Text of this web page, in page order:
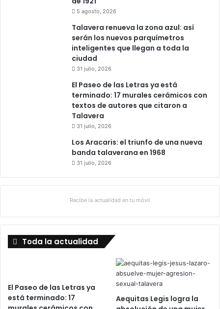
5 agosto, 2026
Talavera renueva la zona azul: así
serán los nuevos parquímetros
inteligentes que llegan a toda la
ciudad
31 julio, 2026
El Paseo de las Letras ya está
terminado: 17 murales cerámicos con
textos de autores que citaron a
Talavera
31 julio, 2026
Los Aracaris: el triunfo de una nueva
banda talaverana en 1968
31 julio, 2026
Recibe la actualidad en tu móvil
Toda la actualidad
El Paseo de las Letras ya
está terminado: 17
Aequitas Legis logra la